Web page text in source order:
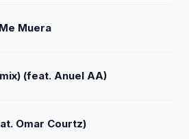
Muera
(feat. Anuel AA)
Omar Courtz)